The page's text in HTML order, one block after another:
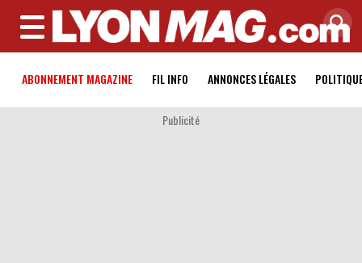
MENU
ABONNEMENT MAGAZINE FIL INFO ANNONCES LÉGALES
Publicité